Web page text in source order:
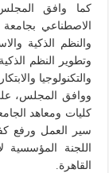
كما وافق
والنظم الذكية
وتطوير النظم
والتكنولوجيا والابتكار.
ووافق المجلس،
كليات ومعاهد
سير العمل ورفع
اللجنة المؤسسية
القاهرة.